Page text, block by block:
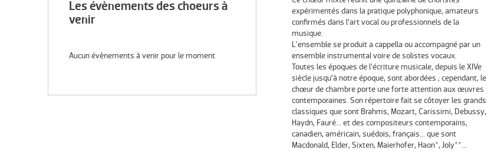
expérimentés dans la pratique polyphonique, amateurs
confirmés dans l’art vocal ou professionnels de la
musique.
L'ensemble se produit a cappella ou accompagné par un
ensemble instrumental voire de solistes vocaux.
Toutes les époques de l’écriture musicale, depuis le XIVe
siècle jusqu’à notre époque, sont abordées ; cependant, le
chœur de chambre porte une forte attention aux œuvres
contemporaines. Son répertoire fait se côtoyer les grands
classiques que sont Brahms, Mozart, Carissimi, Debussy,
Haydn, Fauré... et des compositeurs contemporains,
canadien, américain, suédois, français... que sont
Macdonald, Elder, Sixten, Maierhofer, Haon*, Joly**...
Les évènements des choeurs à
venir
Aucun évènements à venir pour le moment